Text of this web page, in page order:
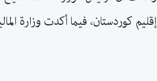
إقليم كوردستان، فيما أكدت وزارة